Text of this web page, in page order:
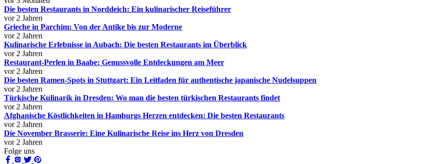
Die besten Restaurants in Norddeich: Ein kulinarischer Reiseführer
vor 2 Jahren
Grieche in Parchim: Von der Antike bis zur Moderne
vor 2 Jahren
Kulinarische Erlebnisse in Aubach: Die besten Restaurants im Überblick
vor 2 Jahren
Restaurant-Perlen in Baabe: Genussvolle Entdeckungen am Meer
vor 2 Jahren
Die besten Ramen-Spots in Stuttgart: Ein Leitfaden für authentische japanische Nudelsuppen
vor 2 Jahren
Türkische Kulinarik in Dresden: Wo man die besten türkischen Restaurants findet
vor 2 Jahren
Afghanische Köstlichkeiten in Hamburgs Herzen entdecken: Die besten Restaurants
vor 2 Jahren
Die November Brasserie: Eine Kulinarische Reise ins Herz von Dresden
vor 2 Jahren
Folge uns